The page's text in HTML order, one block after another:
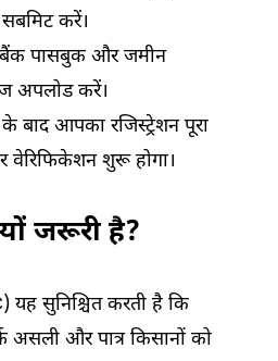
करें।
बैंक पासबुक और जमीन
अपलोड करें।
बाद आपका रजिस्ट्रेशन पूरा
वेरिफिकेशन शुरू होगा।
जरूरी है?
यह सुनिश्चित करती है कि
असली और पात्र किसानों को